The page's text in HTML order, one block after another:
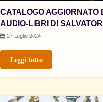
CATALOGO AGGIORNATO
AUDIO-LIBRI DI
27 Luglio 2024
Leggi tutto